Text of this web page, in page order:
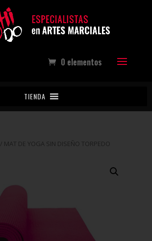
0 elementos
TIENDA
/ MAT DE YOGA SIN DISEÑO TORPEDO